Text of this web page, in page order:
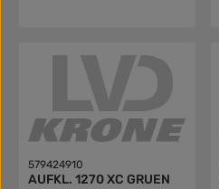
579424910
AUFKL. 1270 XC GRUEN